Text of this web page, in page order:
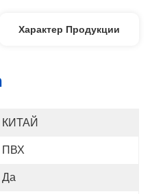
Характер Продукции
КИТАЙ
ПВХ
Да